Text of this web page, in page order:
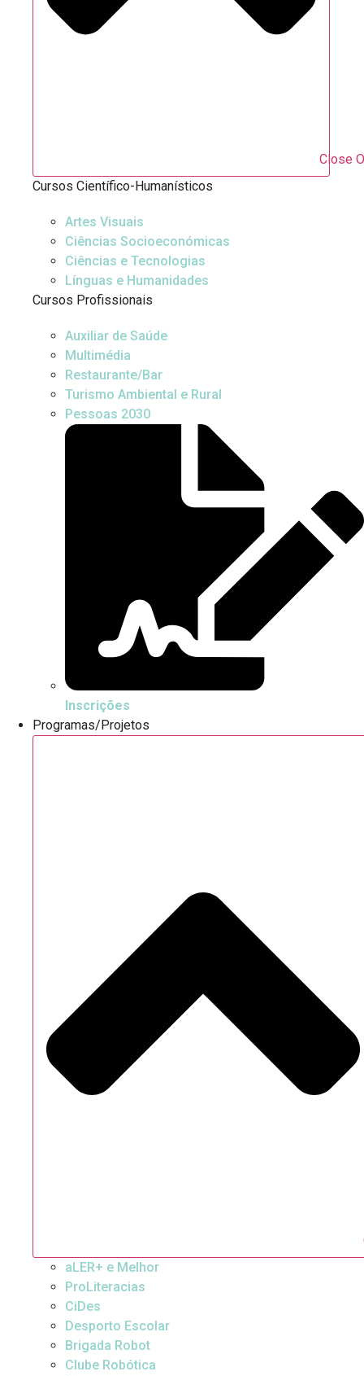
Close
Cursos Científico-Humanísticos
Artes Visuais
Ciências Socioeconómicas
Ciências e Tecnologias
Línguas e Humanidades
Cursos Profissionais
Auxiliar de Saúde
Multimédia
Restaurante/Bar
Turismo Ambiental e Rural
Pessoas 2030
Inscrições
Programas/Projetos
aLER+ e Melhor
ProLiteracias
CiDes
Desporto Escolar
Brigada Robot
Clube Robótica